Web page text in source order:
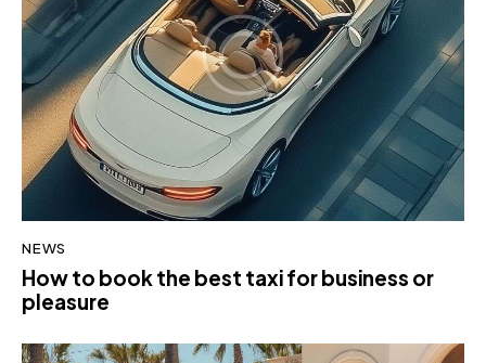
NEWS
How to book the best taxi for business or
pleasure